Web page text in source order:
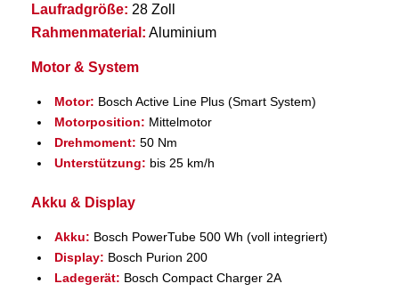
Laufradgröße: 28 Zoll
Rahmenmaterial: Aluminium
Motor & System
Motor: Bosch Active Line Plus (Smart System)
Motorposition: Mittelmotor
Drehmoment: 50 Nm
Unterstützung: bis 25 km/h
Akku & Display
Akku: Bosch PowerTube 500 Wh (voll integriert)
Display: Bosch Purion 200
Ladegerät: Bosch Compact Charger 2A